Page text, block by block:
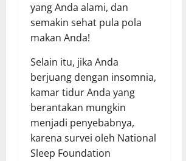
yang Anda alami, dan
semakin sehat pula pola
makan Anda!
Selain itu, jika Anda
berjuang dengan insomnia,
kamar tidur Anda yang
berantakan mungkin
menjadi penyebabnya,
karena survei oleh National
Sleep Foundation